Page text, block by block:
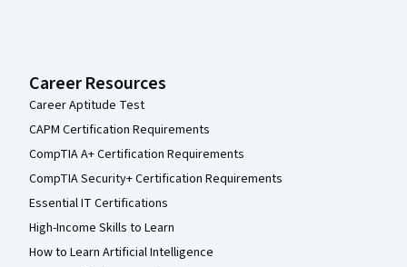
Career Resources
Career Aptitude Test
CAPM Certification Requirements
CompTIA A+ Certification Requirements
CompTIA Security+ Certification Requirements
Essential IT Certifications
High-Income Skills to Learn
How to Learn Artificial Intelligence